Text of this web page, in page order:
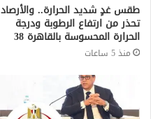
طقس غدٍ شديد الحرارة.. والأرصاد
تحذر من ارتفاع الرطوبة ودرجة
الحرارة المحسوسة بالقاهرة 38
منذ 5 ساعات